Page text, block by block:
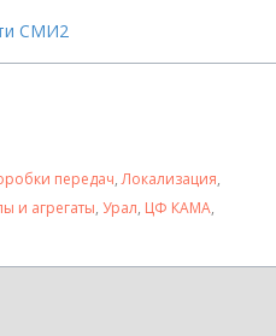
СМИ2
передач,Локализация,
и агрегаты, Урал, ЦФ КАМА,